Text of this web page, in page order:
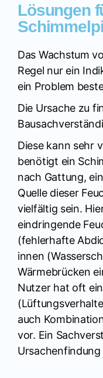
Lösungen
Das Wachstum
Regel nur ein
ein Problem
Die Ursache zu
Diese kann sehr
benötigt ein
nach Gattung,
Quelle dieser
vielfältig sein.
eindringende
(fehlerhafte
innen
Wärmebrücken
Nutzer hat oft
auch
vor. Ein